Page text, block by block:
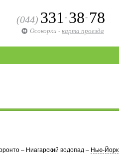
(044) 331 - 38- 78
Осокорки - карта проезда
– Ниагарский водопад – Нью-Йорк